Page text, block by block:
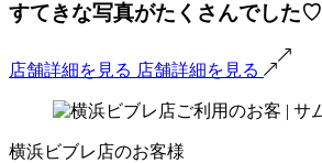
すてきな写真がたくさんでした♡
店舗詳細を見る 店舗詳細を見る
横浜ビブレ店のお客様